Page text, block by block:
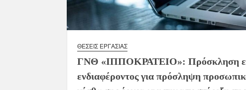
ΘΈΣΕΙΣ ΕΡΓΑΣΊΑΣ
ΓΝΘ «ΙΠΠΟΚΡΑΤΕΙΟ»: Πρόσκληση
ενδιαφέροντος για πρόσληψη